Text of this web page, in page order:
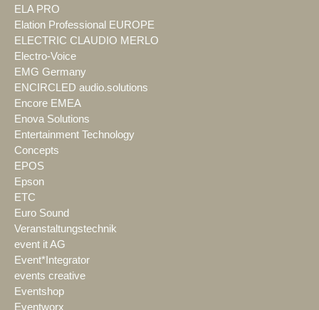
ELA PRO
Elation Professional EUROPE
ELECTRIC CLAUDIO MERLO
Electro-Voice
EMG Germany
ENCIRCLED audio.solutions
Encore EMEA
Enova Solutions
Entertainment Technology
Concepts
EPOS
Epson
ETC
Euro Sound
Veranstaltungstechnik
event it AG
Event*Integrator
events creative
Eventshop
Eventworx